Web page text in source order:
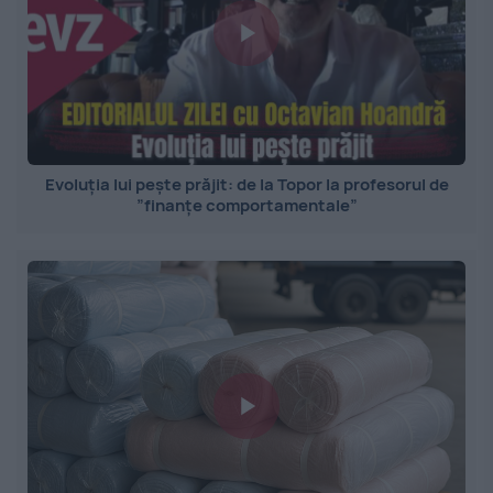
Evoluția lui pește prăjit: de la Topor la profesorul de
”finanțe comportamentale”